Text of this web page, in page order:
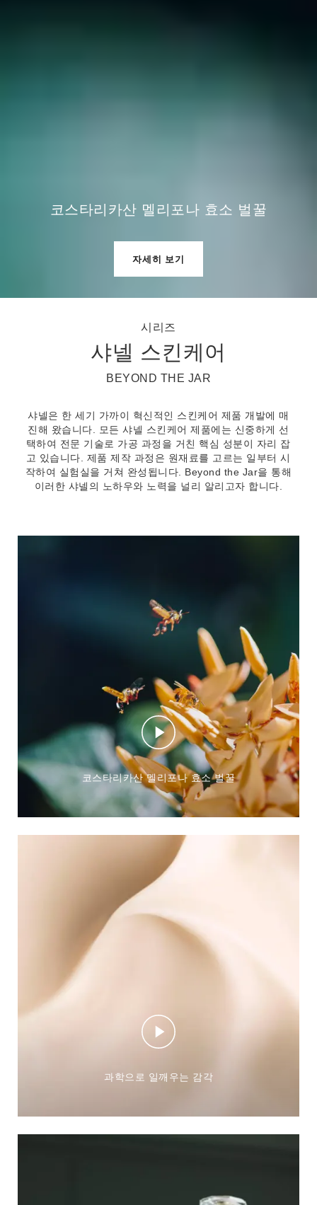
코스타리카산 멜리포나 효소 벌꿀
자세히 보기
시리즈
샤넬 스킨케어
BEYOND THE JAR
샤넬은 한 세기 가까이 혁신적인 스킨케어 제품 개발에 매
진해 왔습니다. 모든 샤넬 스킨케어 제품에는 신중하게 선
택하여 전문 기술로 가공 과정을 거친 핵심 성분이 자리 잡
고 있습니다. 제품 제작 과정은 원재료를 고르는 일부터 시
작하여 실험실을 거쳐 완성됩니다. Beyond the Jar을 통해
이러한 샤넬의 노하우와 노력을 널리 알리고자 합니다.
코스타리카산 멜리포나 효소 벌꿀
과학으로 일깨우는 감각